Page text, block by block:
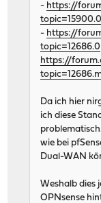
- https://
topic=15900.0
- https://
topic=12686.0
https://
Da ich hier
ich diese
wie bei
Dual-WAN
Weshalb dies
OPNsense